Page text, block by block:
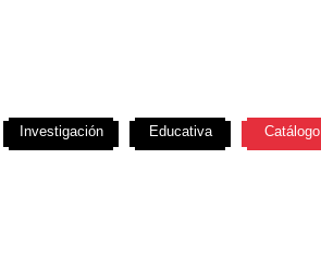
Investigación Educativa Catálogo